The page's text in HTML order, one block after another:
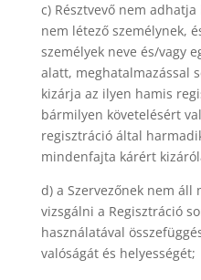
c) Résztvevő nem
nem létező személynek,
személyek neve és/vagy
alatt, meghatalmazással
kizárja az ilyen hamis
bármilyen követelésért
regisztráció által
mindenfajta kárért
d) a Szervezőnek nem
vizsgálni a Regisztráció
használatával
valóságát és helyességét;